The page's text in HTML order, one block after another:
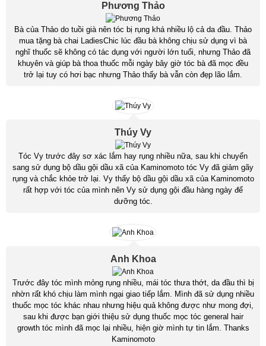
Phương Thảo
Bà của Thảo do tuồi già nên tóc bị rụng khá nhiều lộ cả da đầu. Thảo
mua tặng bà chai LadiesChic lúc đầu bà không chịu sử dụng vì bà
nghĩ thuốc sẽ không có tác dụng với người lớn tuổi, nhưng Thảo đã
khuyên và giúp bà thoa thuốc mỗi ngày bây giờ tóc bà đã mọc đều
trở lại tuy có hơi bạc nhưng Thảo thấy bà vẫn còn đẹp lão lắm.
Thúy Vy
Tóc Vy trước đây sơ xác lắm hay rụng nhiều nữa, sau khi chuyển
sang sử dụng bộ dầu gội dầu xã của Kaminomoto tóc Vy đã giảm gãy
rụng và chắc khỏe trở lại. Vy thấy bộ dầu gội dầu xã của Kaminomoto
rất hợp với tóc của mình nên Vy sử dụng gội đầu hàng ngày để
dưỡng tóc.
Anh Khoa
Trước đây tóc mình mỏng rụng nhiều, mái tóc thưa thớt, da đầu thì bị
nhờn rất khó chịu làm mình ngại giao tiếp lắm. Mình đã sử dụng nhiều
thuốc mọc tóc khác nhau nhưng hiệu quả không được như mong đợi,
sau khi được bạn giới thiệu sử dụng thuốc mọc tóc general hair
growth tóc mình đã mọc lại nhiều, hiện giờ mình tự tin lắm. Thanks
Kaminomoto